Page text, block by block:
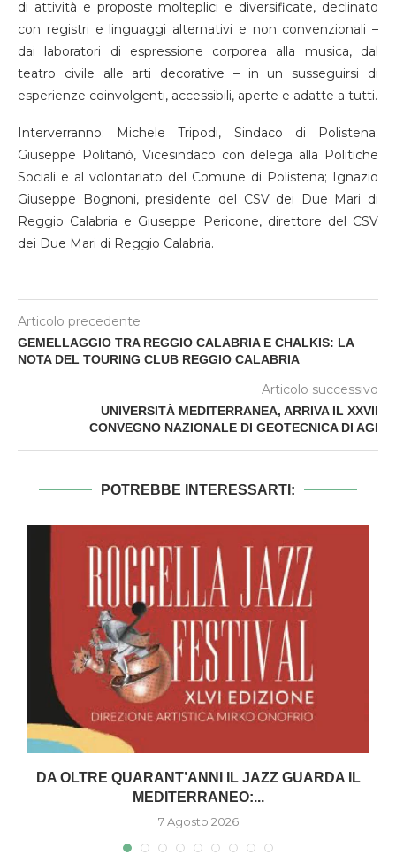
di attività e proposte molteplici e diversificate, declinato
con registri e linguaggi alternativi e non convenzionali –
dai laboratori di espressione corporea alla musica, dal
teatro civile alle arti decorative – in un susseguirsi di
esperienze coinvolgenti, accessibili, aperte e adatte a tutti.
Interverranno: Michele Tripodi, Sindaco di Polistena;
Giuseppe Politanò, Vicesindaco con delega alla Politiche
Sociali e al volontariato del Comune di Polistena; Ignazio
Giuseppe Bognoni, presidente del CSV dei Due Mari di
Reggio Calabria e Giuseppe Pericone, direttore del CSV
dei Due Mari di Reggio Calabria.
Articolo precedente
GEMELLAGGIO TRA REGGIO CALABRIA E CHALKIS: LA
NOTA DEL TOURING CLUB REGGIO CALABRIA
Articolo successivo
UNIVERSITÀ MEDITERRANEA, ARRIVA IL XXVII
CONVEGNO NAZIONALE DI GEOTECNICA DI AGI
POTREBBE INTERESSARTI:
DA OLTRE QUARANT’ANNI IL JAZZ GUARDA IL
MEDITERRANEO:...
7 Agosto 2026